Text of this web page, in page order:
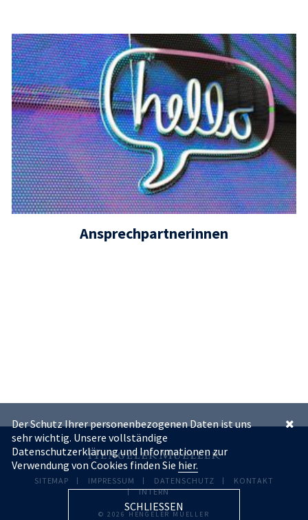
Ansprechpartnerinnen
SITEMAP IMPRESSUM DATENSCHUTZ
KONTAKT
INTERN
© 2026 HENGELER MUELLER
Der Schutz Ihrer personenbezogenen Daten ist uns
sehr wichtig. Unsere vollständige
Datenschutzerklärung und Informationen zur
Verwendung von Cookies finden Sie hier.
SCHLIESSEN